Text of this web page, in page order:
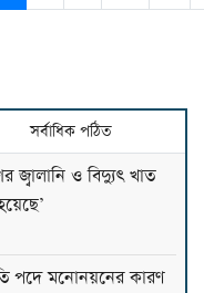
সর্বাধিক পঠিত
জ্বালানি ও বিদ্যুৎ খাত
পদে মনোনয়নের কারণ